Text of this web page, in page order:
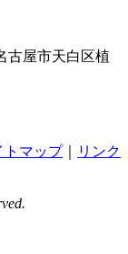
古屋市天白区植
トマップ｜
リンク